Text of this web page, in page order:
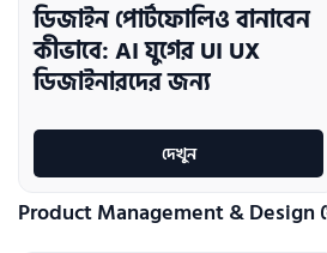
ডিজাইন পোর্টফোলিও বানাবেন
কীভাবে: AI যুগের UI UX
ডিজাইনারদের জন্য
দেখুন
Product Management &